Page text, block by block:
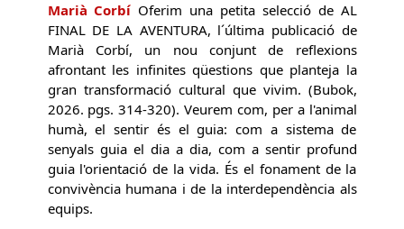
Marià Corbí Oferim una petita selecció de AL
FINAL DE LA AVENTURA, l´última publicació de
Marià Corbí, un nou conjunt de reflexions
afrontant les infinites qüestions que planteja la
gran transformació cultural que vivim. (Bubok,
2026. pgs. 314-320). Veurem com, per a l'animal
humà, el sentir és el guia: com a sistema de
senyals guia el dia a dia, com a sentir profund
guia l'orientació de la vida. És el fonament de la
convivència humana i de la interdependència als
equips.